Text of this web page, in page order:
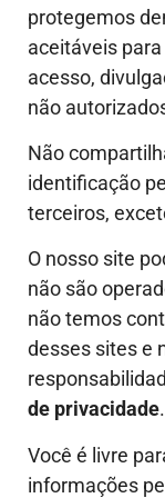
protegemos
aceitáveis
acesso,
não
Não
identificação
terceiros,
O nosso site
não são
não temos
desses sites e
de privacidade.
Você é livre
informações